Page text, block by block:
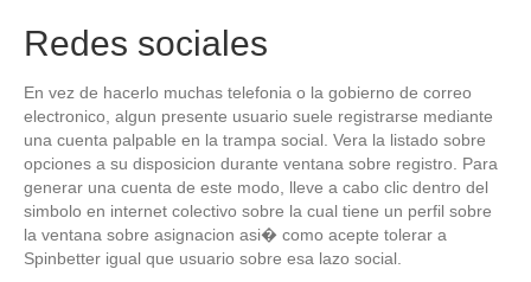
Redes sociales
En vez de hacerlo muchas telefonia o la gobierno de correo
electronico, algun presente usuario suele registrarse mediante
una cuenta palpable en la trampa social. Vera la listado sobre
opciones a su disposicion durante ventana sobre registro. Para
generar una cuenta de este modo, lleve a cabo clic dentro del
simbolo en internet colectivo sobre la cual tiene un perfil sobre
la ventana sobre asignacion asi� como acepte tolerar a
Spinbetter igual que usuario sobre esa lazo social.